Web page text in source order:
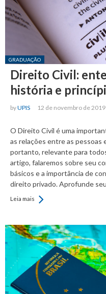
Posted in:
GRADUAÇÃO
Direito Civil:
história e
byUPIS 12 de novembro de 2019
O Direito Civil é uma
as relações entre as pessoas
portanto, relevante para
artigo, falaremos sobre seu
básicos e a importância de
direito privado. Aprofunde
Leia mais